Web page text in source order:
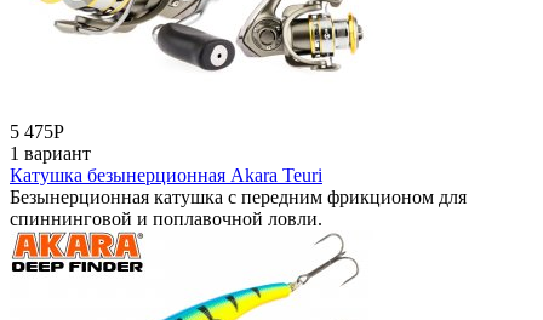
5 475Р
1 вариант
Катушка безынерционная Akara Teuri
Безынерционная катушка с передним фрикционом для
спиннинговой и поплавочной ловли.